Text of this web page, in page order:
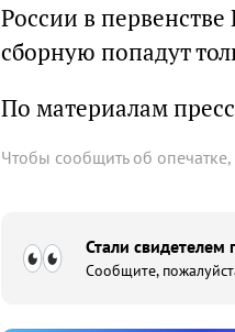
России в
сборную попадут
По материалам
Чтобы сообщить об
Стали свидетелем
Сообщите,